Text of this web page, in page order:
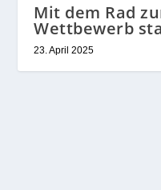
Mit dem Rad
Wettbewerb
23. April 2025